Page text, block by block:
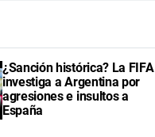
¿Sanción histórica? La FIFA
investiga a Argentina por
agresiones e insultos a
España